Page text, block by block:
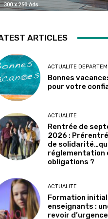
ARTICLES
ACTUALITE
Bonnes
pour votre
ACTUALITE
Rentrée de
2026 :
de
réglementation
obligations ?
ACTUALITE
Formation
enseignants :
revoir d’urgence